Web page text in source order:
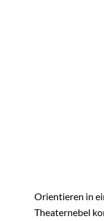
Orientieren in
Theaternebel